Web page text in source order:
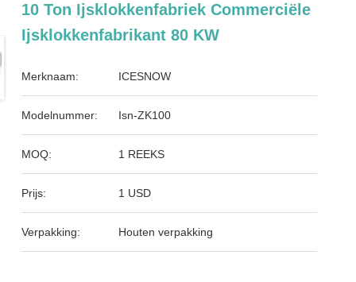
10 Ton Ijsklokkenfabriek Commerciële
Ijsklokkenfabrikant 80 KW
Merknaam: ICESNOW
Modelnummer: Isn-ZK100
MOQ: 1 REEKS
Prijs: 1 USD
Verpakking: Houten verpakking